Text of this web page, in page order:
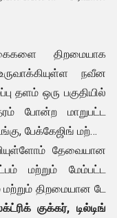
திறமையாக
நவீன
தளம் ஒரு பகுதியில்
போன்ற மாறுபட்ட
பேக்கேஜிங் மற்றும்
தேவையான
மற்றும் மேம்பட்ட
மற்றும் திறமையான டே
குக்கர், டில்டிங்